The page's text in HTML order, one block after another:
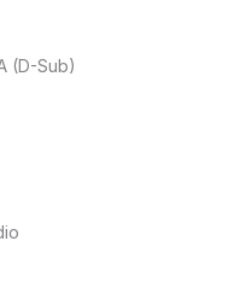
(D-Sub)